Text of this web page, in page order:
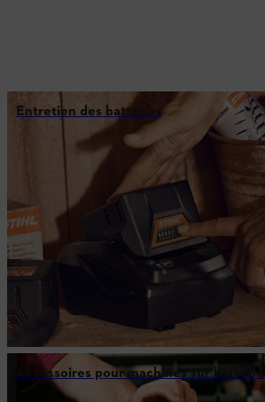
Entretien des batteries
Accessoires pour machines sur batterie